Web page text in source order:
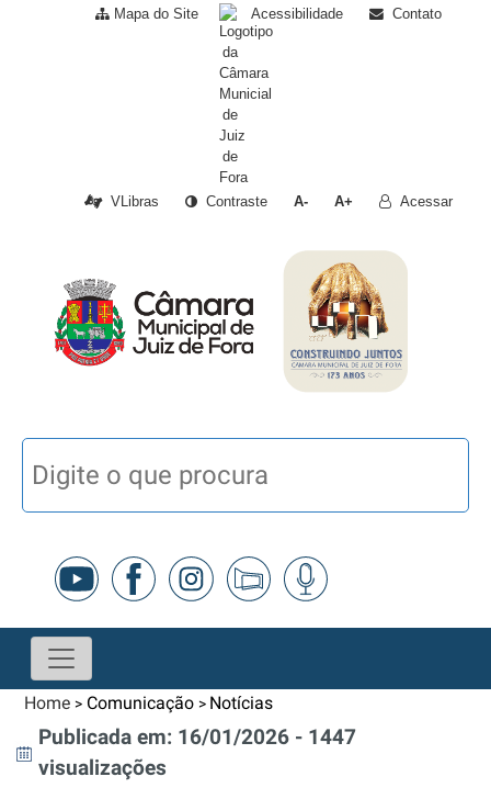
Mapa do Site Acessibilidade Contato
VLibras Contraste A- A+ Acessar
Home > Comunicação > Notícias
Publicada em: 16/01/2026 - 1447
visualizações